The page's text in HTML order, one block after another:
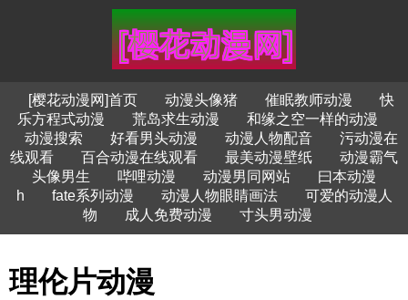
[樱花动漫网]首页 动漫头像猪 催眠教师动漫
快
乐方程式动漫
荒岛求生动漫
和缘之空一样的动漫
动漫搜索
好看男头动漫 动漫人物配音
污动漫在
线观看
百合动漫在线观看 最美动漫壁纸
动漫霸气
头像男生
哔哩动漫 动漫男同网站
曰本动漫
h
fate系列动漫 动漫人物眼睛画法
可爱的动漫人
物
成人免费动漫 寸头男动漫
理伦片动漫